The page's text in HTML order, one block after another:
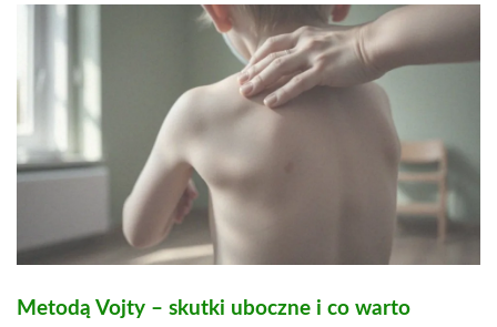
Metodą Vojty – skutki uboczne i co warto